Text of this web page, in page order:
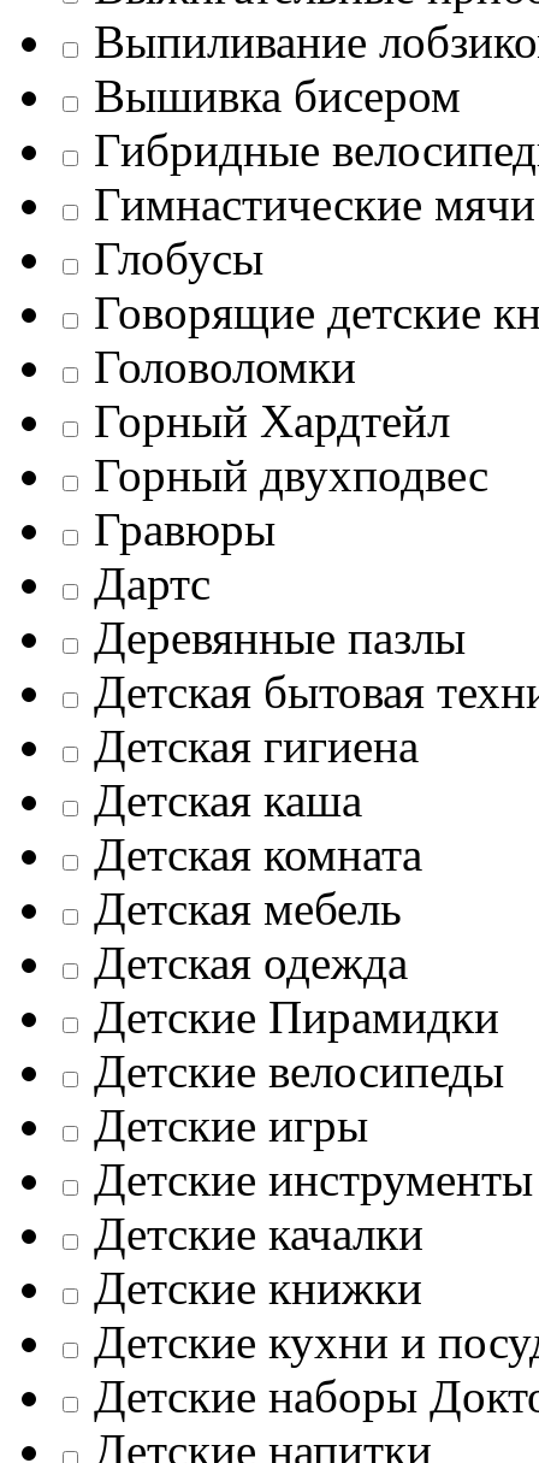
Выпиливание
Вышивка бисером
Гибридные
Гимнастические мячи
Глобусы
Говорящие детские
Головоломки
Горный Хардтейл
Горный двухподвес
Гравюры
Дартс
Деревянные пазлы
Детская бытовая
Детская гигиена
Детская каша
Детская комната
Детская мебель
Детская одежда
Детские Пирамидки
Детские велосипеды
Детские игры
Детские инструменты
Детские качалки
Детские книжки
Детские кухни и
Детские наборы
Детские напитки